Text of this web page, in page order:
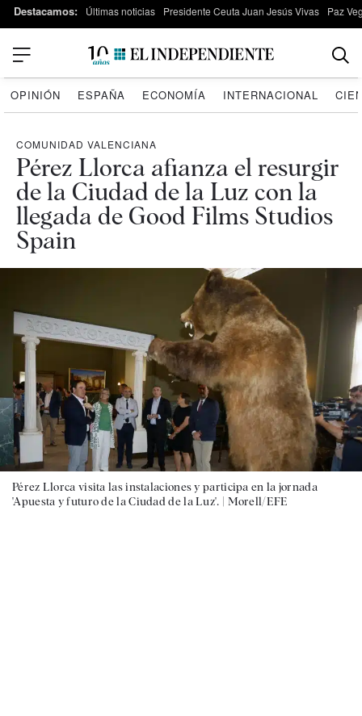
Destacamos: Últimas noticias Presidente Ceuta Juan Jesús Vivas Paz
OPINIÓN ESPAÑA ECONOMÍA INTERNACIONAL
COMUNIDAD VALENCIANA
Pérez Llorca afianza el resurgir
de la Ciudad de la Luz con la
llegada de Good Films Studios
Spain
Pérez Llorca visita las instalaciones y participa en la jornada
'Apuesta y futuro de la Ciudad de la Luz'. | Morell/EFE